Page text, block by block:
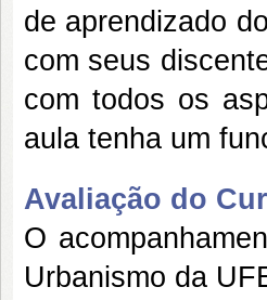
de aprendizado
com seus
com todos os
aula tenha um
Avaliação do
O
Urbanismo da